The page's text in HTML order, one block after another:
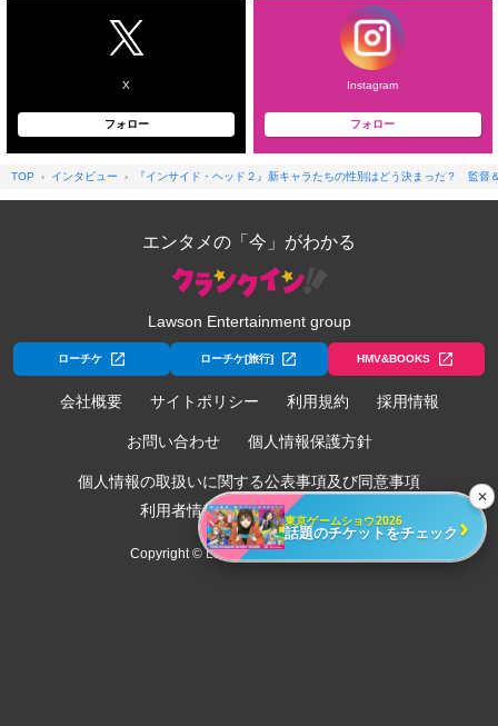
X
フォロー
Instagram
フォロー
TOP インタビュー 『インサイド・ヘッド２』新キャラたちの性別はどう決まった？ 監督
エンタメの「今」がわかる
Lawson Entertainment group
ローチケ ローチケ[旅行] HMV&BOOKS
会社概要 サイトポリシー 利用規約 採用情報
お問い合わせ 個人情報保護方針
個人情報の取扱いに関する公表事項及び同意事項
利用者情報の外部送信について
Copyright © Lawson Entertainment, Inc.
✕
東京ゲームショウ2026
話題のチケットをチェック ›